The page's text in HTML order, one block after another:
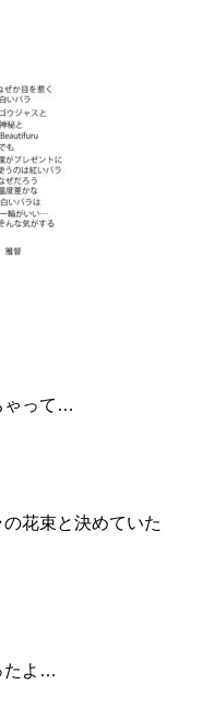
ゃって…
花束と決めていた
たよ…